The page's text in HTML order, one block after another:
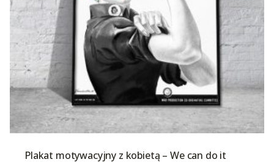
Plakat motywacyjny z kobietą – We can do it